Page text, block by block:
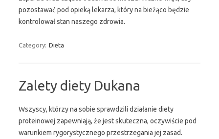
pozostawać pod opieką lekarza, który na bieżąco będzie
kontrolował stan naszego zdrowia.
Category: Dieta
Zalety diety Dukana
Wszyscy, którzy na sobie sprawdzili działanie diety
proteinowej zapewniają, że jest skuteczna, oczywiście pod
warunkiem rygorystycznego przestrzegania jej zasad.